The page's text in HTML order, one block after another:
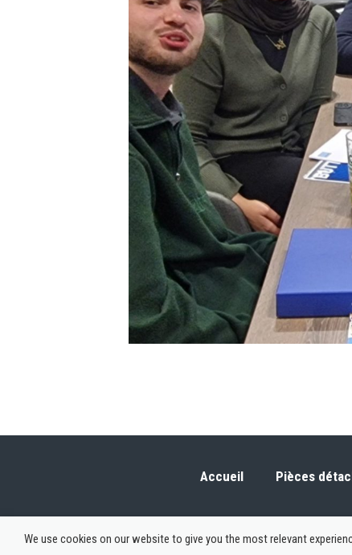
Accueil Pièces
We use cookies on our website to give you the most relevant